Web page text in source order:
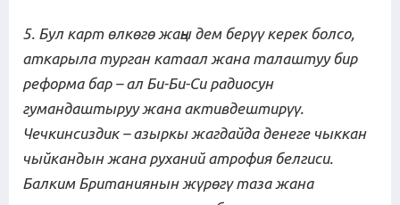
5. Бул карт өлкөгө жаңы дем берүү керек болсо,
аткарыла турган катаал жана талаштуу бир
реформа бар – ал Би-Би-Си радиосун
гумандаштыруу жана активдештирүү.
Чечкинсиздик – азыркы жагдайда денеге чыккан
чыйкандын жана руханий атрофия белгиси.
Балким Британиянын жүрөгү таза жана